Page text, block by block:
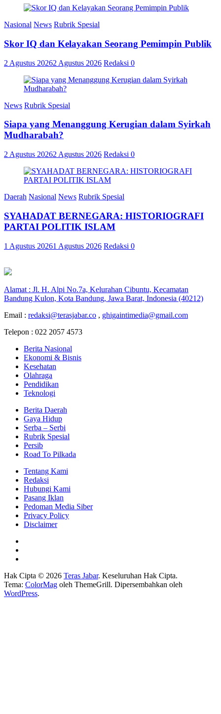
Nasional News Rubrik Spesial
Skor IQ dan Kelayakan Seorang Pemimpin Publik
2 Agustus 20262 Agustus 2026 Redaksi 0
News Rubrik Spesial
Siapa yang Menanggung Kerugian dalam Syirkah
Mudharabah?
2 Agustus 20262 Agustus 2026 Redaksi 0
Daerah Nasional News Rubrik Spesial
SYAHADAT BERNEGARA: HISTORIOGRAFI
PARTAI POLITIK ISLAM
1 Agustus 20261 Agustus 2026 Redaksi 0
Alamat : Jl. H. Alpi No.7a, Kelurahan Cibuntu, Kecamatan
Bandung Kulon, Kota Bandung, Jawa Barat, Indonesia (40212)
Email : redaksi@terasjabar.co , ghigaintimedia@gmail.com
Telepon : 022 2057 4573
Berita Nasional
Ekonomi & Bisnis
Kesehatan
Olahraga
Pendidikan
Teknologi
Berita Daerah
Gaya Hidup
Serba – Serbi
Rubrik Spesial
Persib
Road To Pilkada
Tentang Kami
Redaksi
Hubungi Kami
Pasang Iklan
Pedoman Media Siber
Privacy Policy
Disclaimer
Hak Cipta © 2026 Teras Jabar. Keseluruhan Hak Cipta.
Tema: ColorMag oleh ThemeGrill. Dipersembahkan oleh
WordPress.